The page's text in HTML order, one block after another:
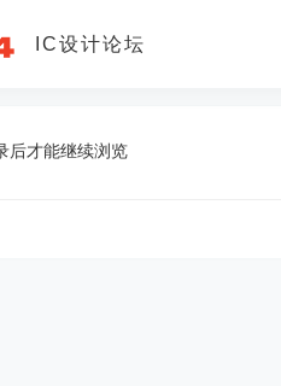
IC设计论坛
后才能继续浏览